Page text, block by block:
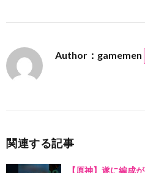
Author：gamemen
関連する記事
【原神】遂に編成